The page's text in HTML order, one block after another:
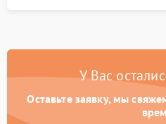
У Вас
Оставьте заявку, мы